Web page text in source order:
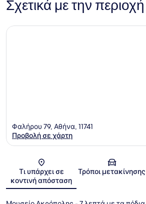
Σχετικά με την περιοχή
Χάρτης
Φαλήρου 79, Αθήνα, 11741
Προβολή σε χάρτη
Τι υπάρχει σε
κοντινή απόσταση
Τρόποι μετακίνησης